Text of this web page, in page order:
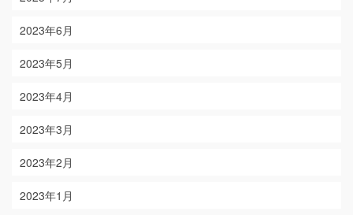
2023年6月
2023年5月
2023年4月
2023年3月
2023年2月
2023年1月